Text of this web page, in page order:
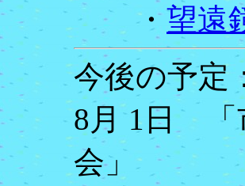
・望遠
今後の予定
8月 1日 「
会」